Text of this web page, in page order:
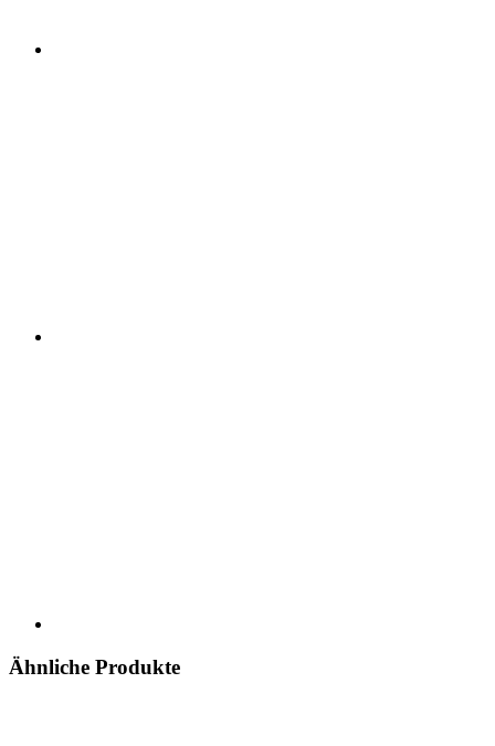
Ähnliche Produkte